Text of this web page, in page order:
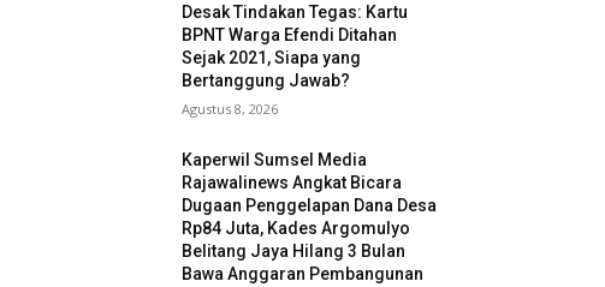
Desak Tindakan Tegas: Kartu
BPNT Warga Efendi Ditahan
Sejak 2021, Siapa yang
Bertanggung Jawab?
Agustus 8, 2026
Kaperwil Sumsel Media
Rajawalinews Angkat Bicara
Dugaan Penggelapan Dana Desa
Rp84 Juta, Kades Argomulyo
Belitang Jaya Hilang 3 Bulan
Bawa Anggaran Pembangunan